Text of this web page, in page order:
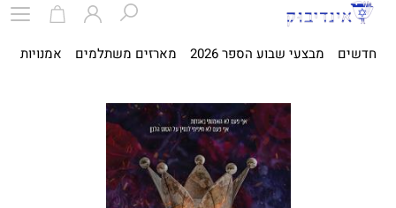
חדשים מבצעי שבוע הספר 2026 מארזים משתלמים אמנויות